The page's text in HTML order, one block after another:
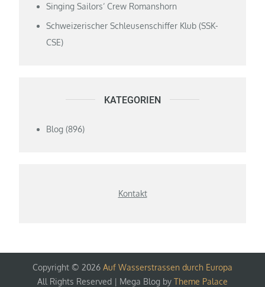
Singing Sailors‘ Crew Romanshorn
Schweizerischer Schleusenschiffer Klub (SSK-
CSE)
KATEGORIEN
Blog (896)
Kontakt
Copyright © 2026 Auf Wasserstrassen durch Europa
All Rights Reserved | Mega Blog by Theme Palace